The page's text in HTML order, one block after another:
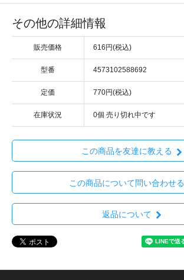
その他の詳細情報
販売価格 616円(税込)
型番 4573102588692
定価 770円(税込)
在庫状況 0個 売り切れ中です
この商品を友達に教える
この商品について問い合わせる
返品について